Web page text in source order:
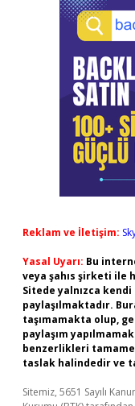
Reklam ve İletişim:
Yasal Uyarı: Bu
veya şahıs şirketi ile
Sitede yalnızca kendi
paylaşılmaktadır.
taşımamakta olup,
paylaşım
benzerlikleri
taslak halindedir ve
Sitemiz, 5651 Sayılı